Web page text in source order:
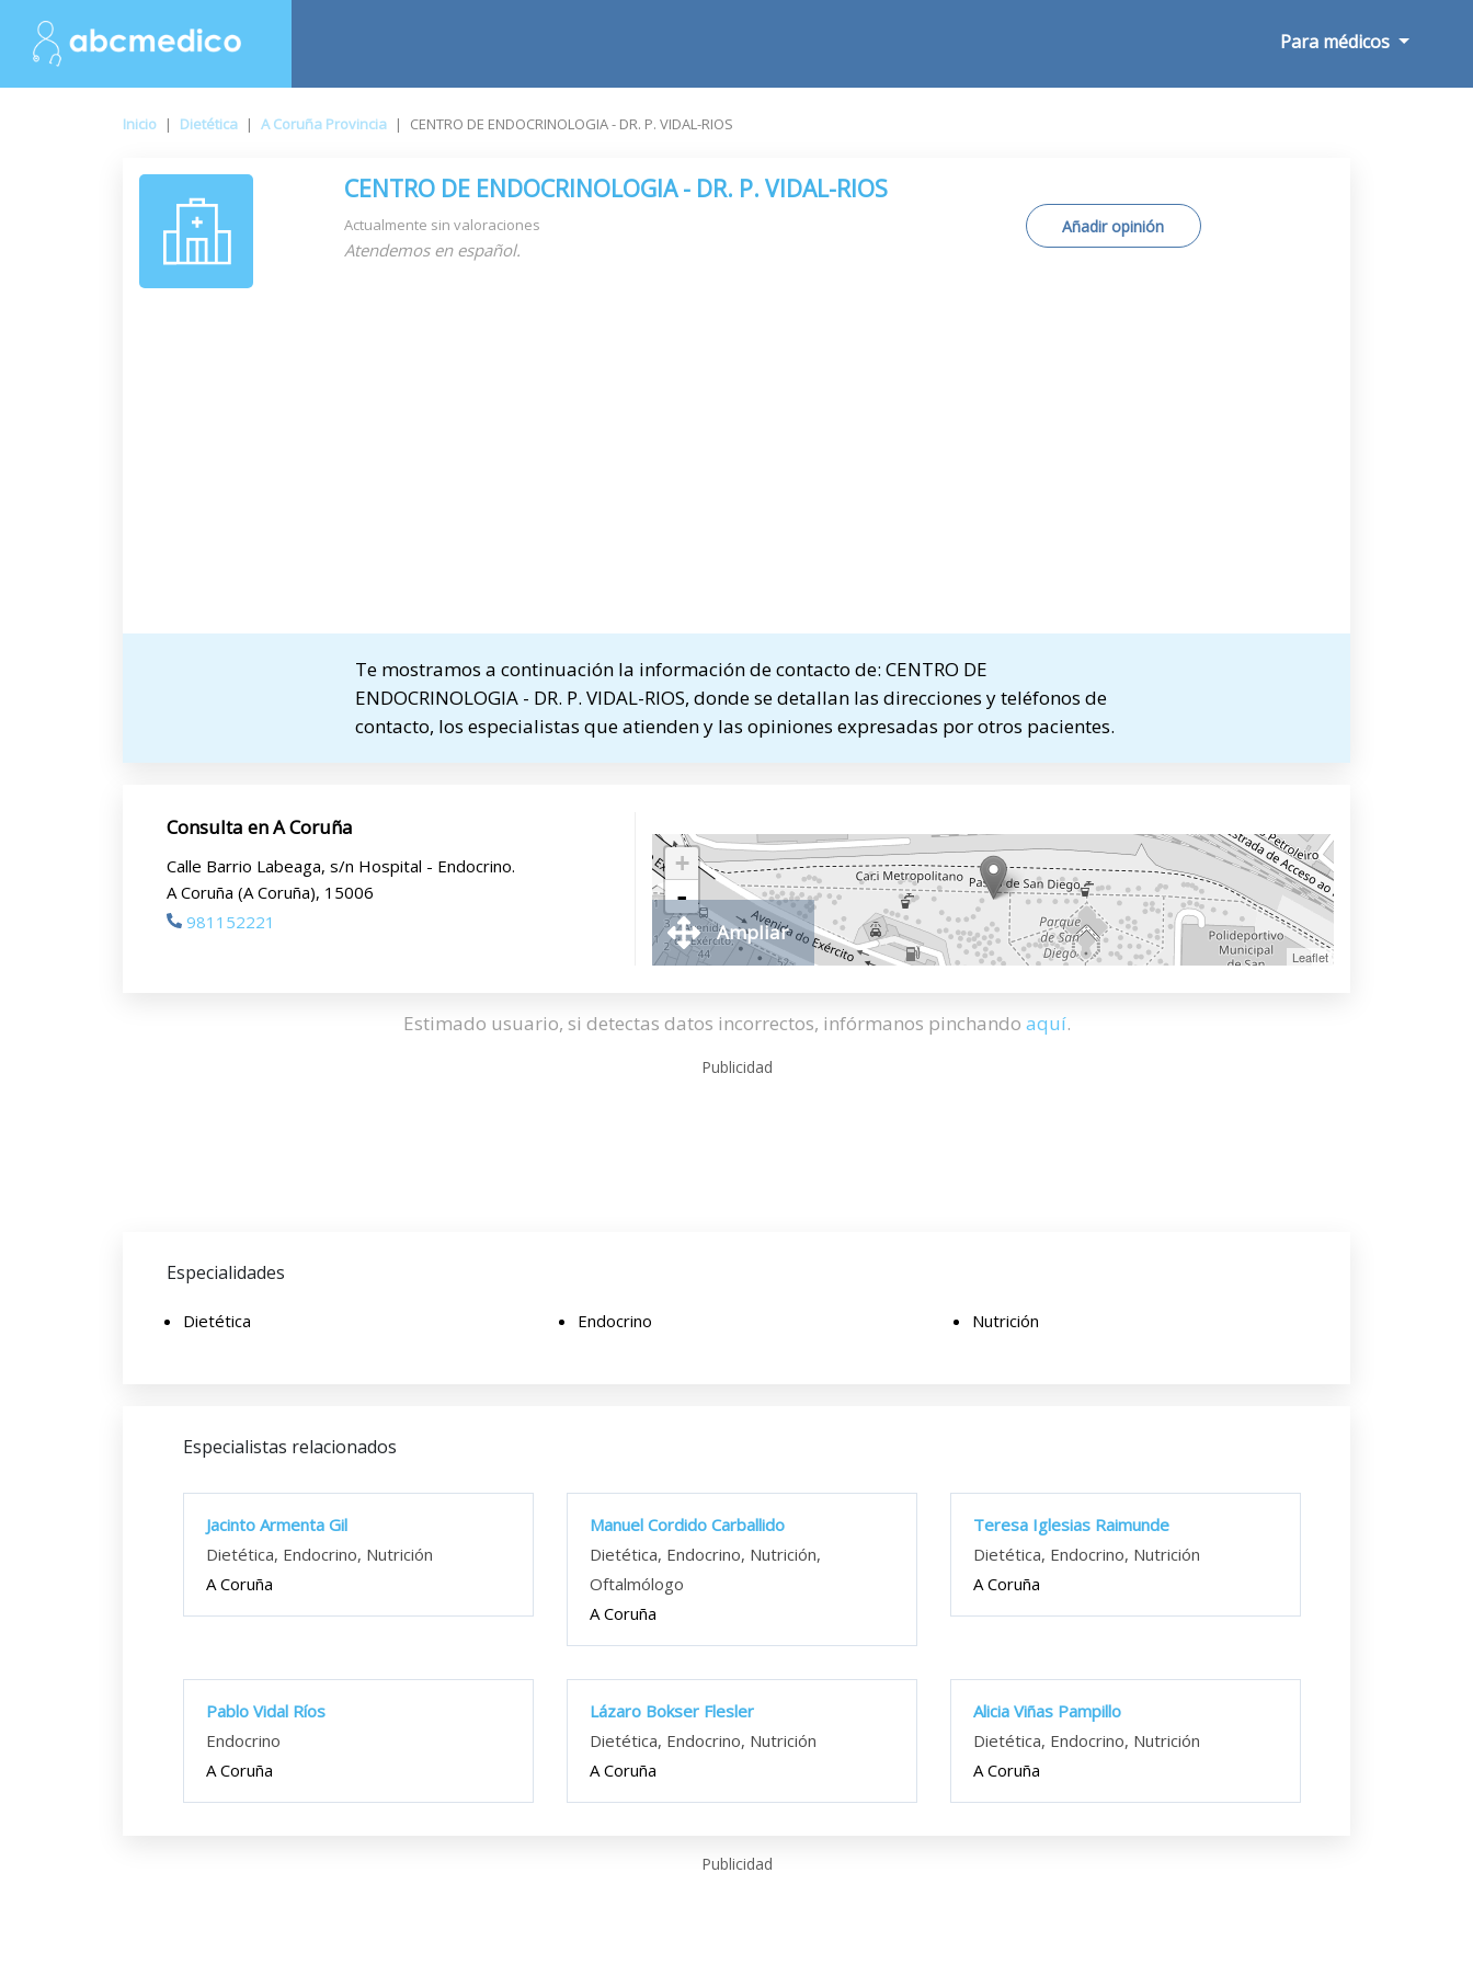
Para médicos
Inicio | Dietética | A Coruña Provincia | CENTRO DE ENDOCRINOLOGIA - DR. P. VIDAL-RIOS
CENTRO DE ENDOCRINOLOGIA - DR. P. VIDAL-RIOS
Actualmente sin valoraciones
Atendemos en español.
Añadir opinión
Te mostramos a continuación la información de contacto de: CENTRO DE
ENDOCRINOLOGIA - DR. P. VIDAL-RIOS, donde se detallan las direcciones y teléfonos de
contacto, los especialistas que atienden y las opiniones expresadas por otros pacientes.
Consulta en A Coruña
Calle Barrio Labeaga, s/n Hospital - Endocrino.
A Coruña (A Coruña), 15006
981152221
+
-
Leaflet
Ampliar
Estimado usuario, si detectas datos incorrectos, infórmanos pinchando aquí.
Publicidad
Especialidades
Dietética Endocrino Nutrición
Especialistas relacionados
Jacinto Armenta Gil
Dietética, Endocrino, Nutrición
A Coruña
Manuel Cordido Carballido
Dietética, Endocrino, Nutrición,
Oftalmólogo
A Coruña
Teresa Iglesias Raimunde
Dietética, Endocrino, Nutrición
A Coruña
Pablo Vidal Ríos
Endocrino
A Coruña
Lázaro Bokser Flesler
Dietética, Endocrino, Nutrición
A Coruña
Alicia Viñas Pampillo
Dietética, Endocrino, Nutrición
A Coruña
Publicidad